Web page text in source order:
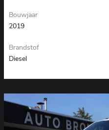
Bouwjaar
2019
Brandstof
Diesel